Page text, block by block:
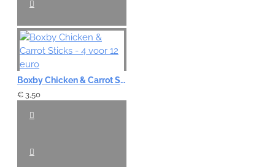
Boxby Chicken & Carrot Sticks - 4 voor 12 euro
€ 3,50